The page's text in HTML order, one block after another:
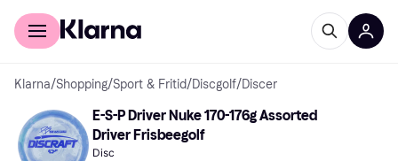
For kunder
Klarna/Shopping/Sport & Fritid/Discgolf/Discer
E-S-P Driver Nuke 170-176g Assorted
Driver Frisbeegolf
Disc